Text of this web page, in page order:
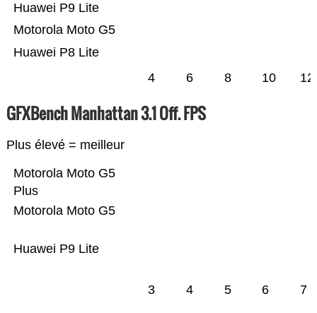
Huawei P8 Lite
Motorola Moto G5
Huawei P9 Lite
4 6 8 10 12
GFXBench Manhattan 3.1 Off. FPS
Plus élevé = meilleur
Huawei P9 Lite
Motorola Moto G5
Motorola Moto G5
Plus
3 4 5 6 7